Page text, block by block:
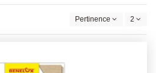
Pertinence 2